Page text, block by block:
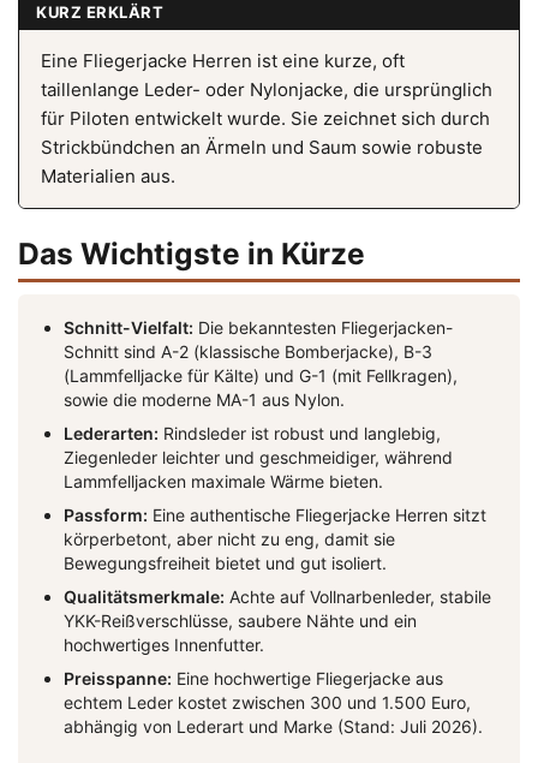
KURZ ERKLÄRT
Eine Fliegerjacke Herren ist eine kurze, oft
taillenlange Leder- oder Nylonjacke, die ursprünglich
für Piloten entwickelt wurde. Sie zeichnet sich durch
Strickbündchen an Ärmeln und Saum sowie robuste
Materialien aus.
Das Wichtigste in Kürze
Schnitt-Vielfalt: Die bekanntesten Fliegerjacken-
Schnitt sind A-2 (klassische Bomberjacke), B-3
(Lammfelljacke für Kälte) und G-1 (mit Fellkragen),
sowie die moderne MA-1 aus Nylon.
Lederarten: Rindsleder ist robust und langlebig,
Ziegenleder leichter und geschmeidiger, während
Lammfelljacken maximale Wärme bieten.
Passform: Eine authentische Fliegerjacke Herren sitzt
körperbetont, aber nicht zu eng, damit sie
Bewegungsfreiheit bietet und gut isoliert.
Qualitätsmerkmale: Achte auf Vollnarbenleder, stabile
YKK-Reißverschlüsse, saubere Nähte und ein
hochwertiges Innenfutter.
Preisspanne: Eine hochwertige Fliegerjacke aus
echtem Leder kostet zwischen 300 und 1.500 Euro,
abhängig von Lederart und Marke (Stand: Juli 2026).